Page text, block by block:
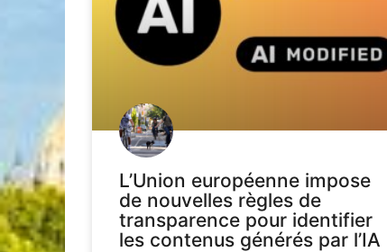
L’Union européenne impose
de nouvelles règles de
transparence pour identifier
les contenus générés par l’IA